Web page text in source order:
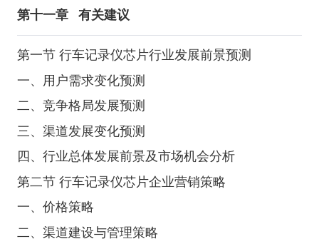
第十一章 有关建议
第一节 行车记录仪芯片行业发展前景预测
一、用户需求变化预测
二、竞争格局发展预测
三、渠道发展变化预测
四、行业总体发展前景及市场机会分析
第二节 行车记录仪芯片企业营销策略
一、价格策略
二、渠道建设与管理策略